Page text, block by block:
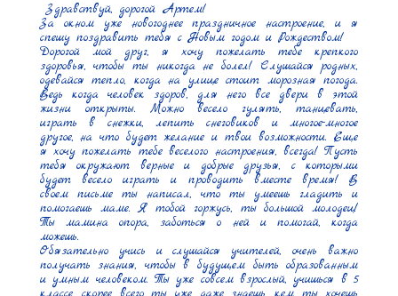
Здравствуй, дорогой Артем!
За окном уже новогоднее праздничное настроение, и я
спешу поздравить тебя с Новым годом и Рождеством!
Дорогой мой друг, я хочу пожелать тебе крепкого
здоровья, чтобы ты никогда не болел! Слушайся родных,
одевайся тепло, когда на улице стоит морозная погода.
Ведь когда человек здоров, для него все двери в этой
жизни открыты. Можно весело гулять, танцевать,
играть в снежки, лепить снеговиков и многое-многое
другое, на что будет желание и твои возможности. Еще
я хочу пожелать тебе веселого настроения, всегда! Пусть
тебя окружают верные и добрые друзья, с которыми
будет весело играть и проводить вместе время! В
своем письме ты написал, что ты умеешь гладить и
помогаешь маме. Я тобой горжусь, ты большой молодец!
Ты мамина опора, заботься о ней и помогай, когда
можешь.
Обязательно учись и слушайся учителей, очень важно
получать знания, чтобы в будущем быть образованным
и умным человеком. Ты уже совсем взрослый, учишься в 5